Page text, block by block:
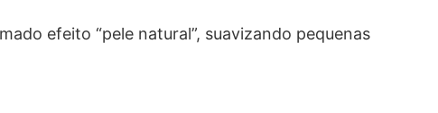
efeito “pele natural”, suavizando pequenas